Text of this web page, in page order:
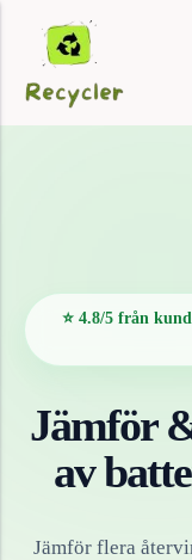
⭐ 4.8/5 från
Jämför
av
Jämför flera